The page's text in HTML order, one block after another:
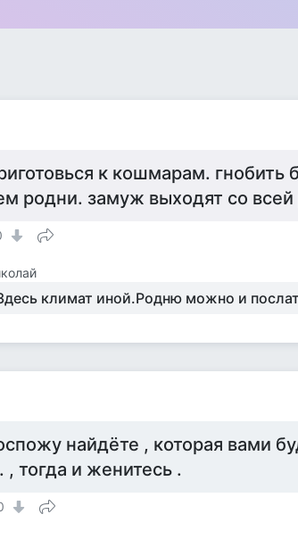
к кошмарам. гнобить
родни. замуж выходят со
климат иной.Родню можно и
найдёте , которая вами
, тогда и женитесь .